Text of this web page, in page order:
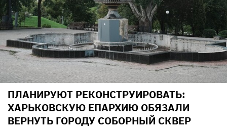
ПЛАНИРУЮТ РЕКОНСТРУИРОВАТЬ:
ХАРЬКОВСКУЮ ЕПАРХИЮ ОБЯЗАЛИ
ВЕРНУТЬ ГОРОДУ СОБОРНЫЙ СКВЕР